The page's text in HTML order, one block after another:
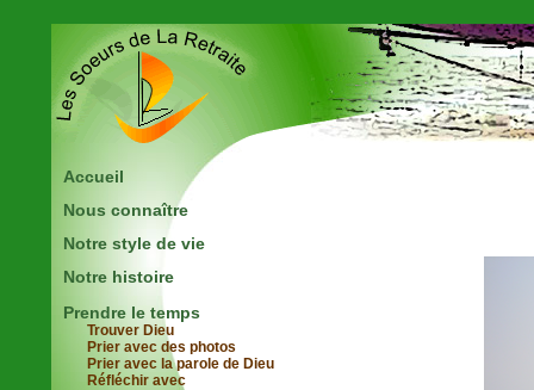
Accueil
Nous connaître
Notre style de vie
Notre histoire
Prendre le temps
Trouver Dieu
Prier avec des photos
Prier avec la parole de Dieu
Réfléchir avec